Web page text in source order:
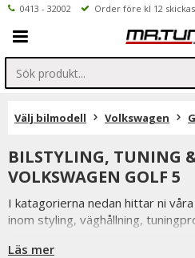
0413 - 32002 Order före kl 12
Välj bilmodell Volkswagen
BILSTYLING, TUNING
VOLKSWAGEN GOLF 5
I katagorierna nedan hittar ni
inom styling, väghållning,
Är det något som du funderar
Läs mer